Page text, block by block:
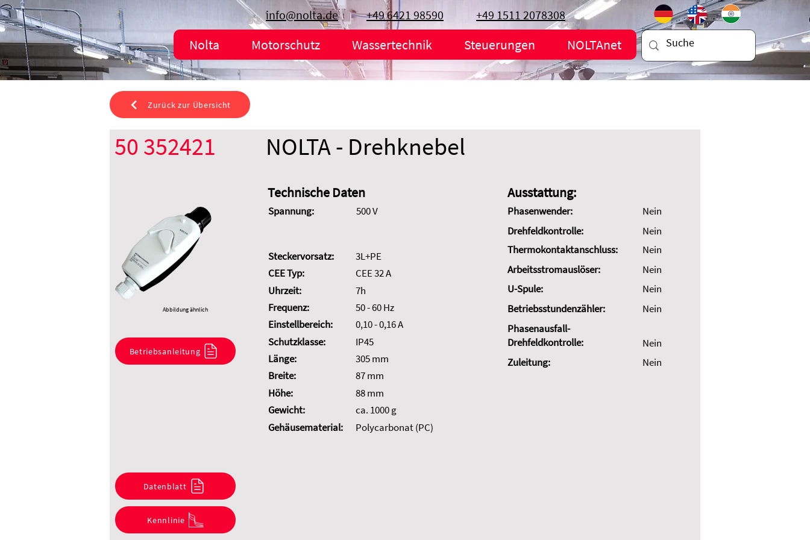
Nolta Motorschutz Wassertechnik Steuerungen NOLTAnet
info@nolta.de +49 6421 98590 +49 1511 2078308
Zurück zur Übersicht
50 352421 NOLTA - Drehknebel
Abbildung ähnlich
Betriebsanleitung
Technische Daten
Spannung:
Steckervorsatz:
CEE Typ:
Uhrzeit:
Frequenz:
Einstellbereich:
Schutzklasse:
Länge:
Breite:
Höhe:
Gewicht:
Gehäusematerial:
500 V
3L+PE
CEE 32 A
7h
50 - 60 Hz
0,10 - 0,16 A
IP45
305 mm
87 mm
88 mm
ca. 1000 g
Polycarbonat (PC)
Datenblatt
Ausstattung:
Phasenwender:
Nein
Drehfeldkontrolle:
Thermokontaktanschluss:
Arbeitsstromauslöser:
Nein
Nein
Nein
U-Spule:
Nein
Betriebsstundenzähler:
Nein
Phasenausfall-
Drehfeldkontrolle:
Nein
Zuleitung:
Nein
Kennlinie